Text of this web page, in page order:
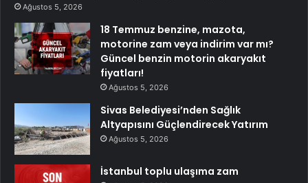
Ağustos 5, 2026
18 Temmuz benzine, mazota,
motorine zam veya indirim var mı?
Güncel benzin motorin akaryakıt
fiyatları!
Ağustos 5, 2026
Sivas Belediyesi’nden Sağlık
Altyapısını Güçlendirecek Yatırım
Ağustos 5, 2026
İstanbul toplu ulaşıma zam